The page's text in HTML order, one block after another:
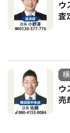
ウ
査
ウ
売